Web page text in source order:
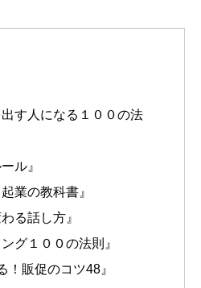
出す人になる１００の法
ル』
業の教科書』
る話し方』
グ１００の法則』
！販促のコツ48』